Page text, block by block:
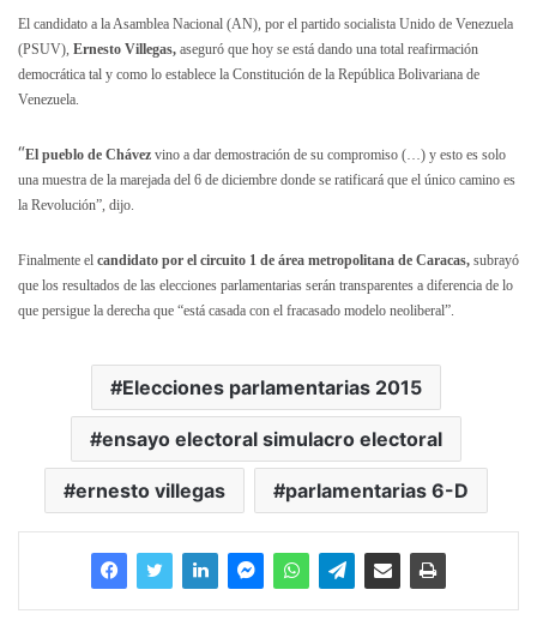
El candidato a la Asamblea Nacional (AN), por el partido socialista Unido de Venezuela
(PSUV), Ernesto Villegas, aseguró que hoy se está dando una total reafirmación
democrática tal y como lo establece la Constitución de la República Bolivariana de
Venezuela.
“El pueblo de Chávez vino a dar demostración de su compromiso (…) y esto es solo
una muestra de la marejada del 6 de diciembre donde se ratificará que el único camino es
la Revolución”, dijo.
Finalmente el candidato por el circuito 1 de área metropolitana de Caracas, subrayó
que los resultados de las elecciones parlamentarias serán transparentes a diferencia de lo
que persigue la derecha que “está casada con el fracasado modelo neoliberal”.
Elecciones parlamentarias 2015
ensayo electoral simulacro electoral
ernesto villegas parlamentarias 6-D